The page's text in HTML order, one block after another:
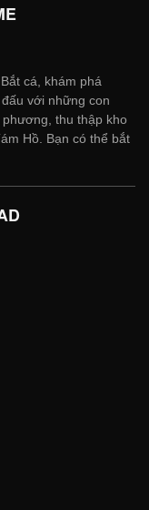
cá, khám phá
với những con
thu thập kho
Hồ. Bạn có thể bắt